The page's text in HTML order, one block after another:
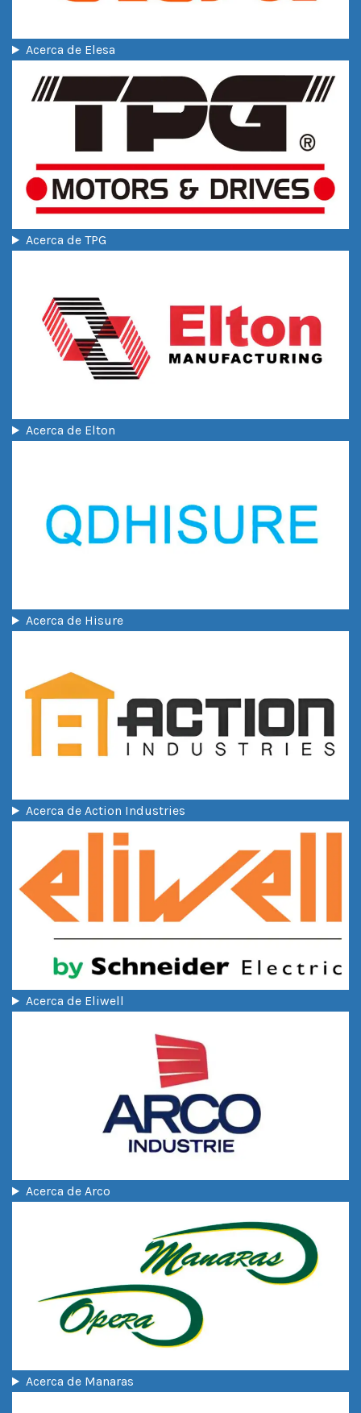
Acerca de Elesa
Acerca de TPG
Acerca de Elton
Acerca de Hisure
Acerca de Action Industries
Acerca de Eliwell
Acerca de Arco
Acerca de Manaras